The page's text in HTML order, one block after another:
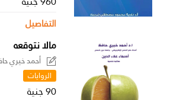
التفاصيل
مالا نتوقعه
أحمد خيري
الروايات
90 جنية